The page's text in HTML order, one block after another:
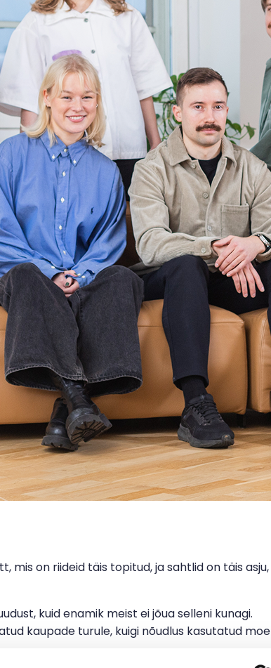
mis on riideid täis topitud, ja sahtlid on täis asju,
kuid enamik meist ei jõua selleni kunagi.
kaupade turule, kuigi nõudlus kasutatud moe